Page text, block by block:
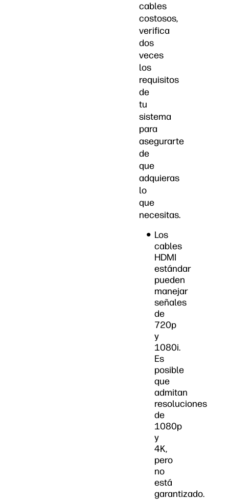
cables
costosos,
verifica
dos
veces
los
requisitos
de
tu
sistema
para
asegurarte
de
que
adquieras
lo
que
necesitas.
Los
cables
HDMI
estándar
pueden
manejar
señales
de
720p
y
1080i.
Es
posible
que
admitan
resoluciones
de
1080p
y
4K,
pero
no
está
garantizado.